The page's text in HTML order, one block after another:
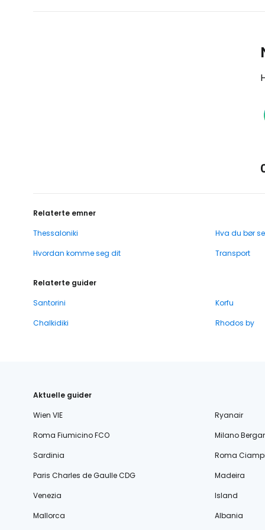
Relaterte emner
Thessaloniki
Hva du bør se
Hvordan komme seg dit
Transport
Relaterte guider
Santorini
Korfu
Chalkidiki
Rhodos by
Aktuelle guider
Wien VIE
Ryanair
Roma Fiumicino FCO
Milano
Sardinia
Roma
Paris Charles de Gaulle CDG
Madeira
Venezia
Island
Mallorca
Albania